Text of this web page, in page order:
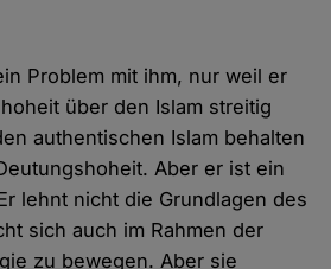
Problem mit ihm, nur weil er
über den Islam streitig
authentischen Islam behalten
Aber er ist ein
lehnt nicht die Grundlagen des
sich auch im Rahmen der
zu bewegen. Aber sie